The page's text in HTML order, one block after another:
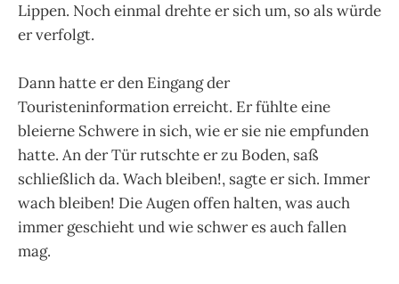
Lippen. Noch einmal drehte er sich um, so als würde
er verfolgt.
Dann hatte er den Eingang der
Touristeninformation erreicht. Er fühlte eine
bleierne Schwere in sich, wie er sie nie empfunden
hatte. An der Tür rutschte er zu Boden, saß
schließlich da. Wach bleiben!, sagte er sich. Immer
wach bleiben! Die Augen offen halten, was auch
immer geschieht und wie schwer es auch fallen
mag.